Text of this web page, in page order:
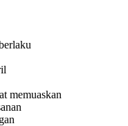
memuaskan